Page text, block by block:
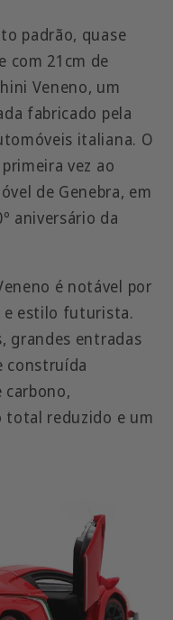
padrão, quase
com 21cm de
Veneno, um
fabricado pela
italiana. O
vez ao
de Genebra, em
aniversário da
é notável por
e estilo futurista.
grandes entradas
construída
total reduzido e um